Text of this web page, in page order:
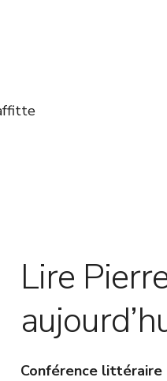
Lire
Conférence littéraire